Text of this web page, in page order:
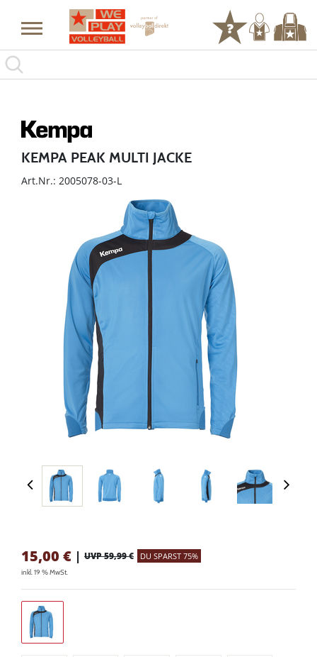
KEMPA PEAK MULTI JACKE
Art.Nr.: 2005078-03-L
15,00 € | UVP 59,99 € DU SPARST 75%
inkl. 19 % MwSt.